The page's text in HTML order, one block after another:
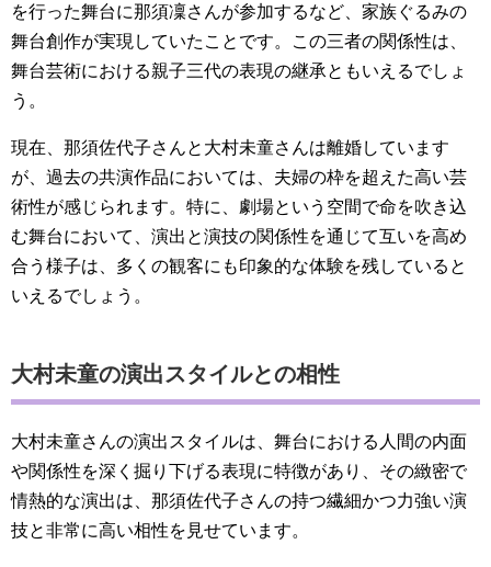
を行った舞台に那須凜さんが参加するなど、家族ぐるみの
舞台創作が実現していたことです。この三者の関係性は、
舞台芸術における親子三代の表現の継承ともいえるでしょ
う。
現在、那須佐代子さんと大村未童さんは離婚しています
が、過去の共演作品においては、夫婦の枠を超えた高い芸
術性が感じられます。特に、劇場という空間で命を吹き込
む舞台において、演出と演技の関係性を通じて互いを高め
合う様子は、多くの観客にも印象的な体験を残していると
いえるでしょう。
大村未童の演出スタイルとの相性
大村未童さんの演出スタイルは、舞台における人間の内面
や関係性を深く掘り下げる表現に特徴があり、その緻密で
情熱的な演出は、那須佐代子さんの持つ繊細かつ力強い演
技と非常に高い相性を見せています。